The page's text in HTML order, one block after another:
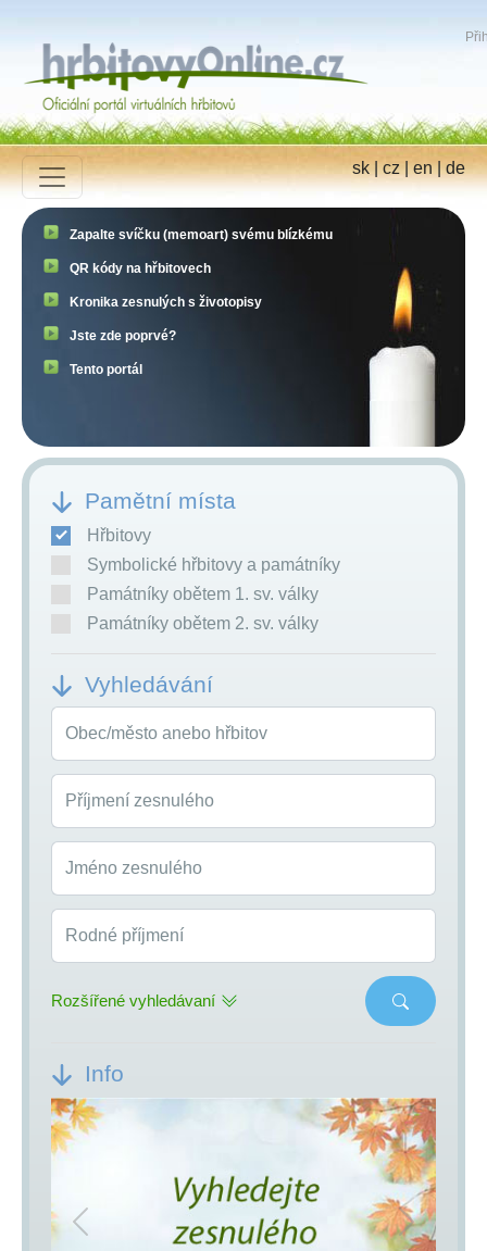
sk|cz|en|de
Zapalte svíčku (memoart) svému blízkému
QR kódy na hřbitovech
Kronika zesnulých s životopisy
Jste zde poprvé?
Tento portál
Pamětní místa
Hřbitovy
Symbolické hřbitovy a památníky
Památníky obětem 1. sv. války
Památníky obětem 2. sv. války
Vyhledávání
Obec/město anebo hřbitov
Příjmení zesnulého
Jméno zesnulého
Rodné příjmení
Rozšířené vyhledávaní
Info
Previous Next